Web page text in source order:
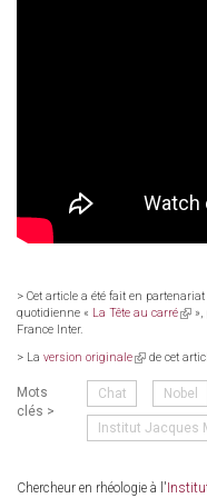
> Cet article a été fait en
quotidienne « La Tête au carré(link
»,
France Inter.
> La version originale(link
external)
de cet
Mots
clés >
Chat Nobel
Institut Jacques
Chercheur en rhéologie à l'